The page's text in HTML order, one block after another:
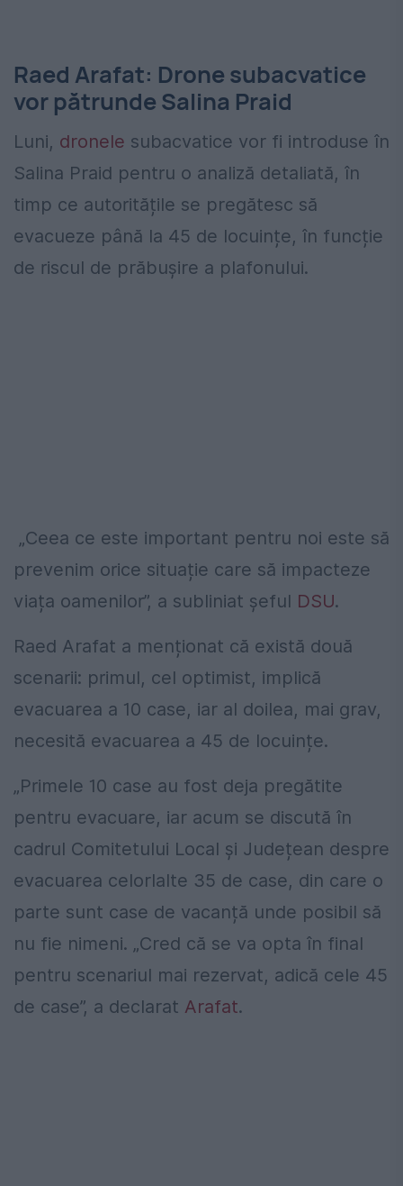
Raed Arafat: Drone subacvatice
vor pătrunde Salina Praid
Luni, dronele subacvatice vor fi introduse în
Salina Praid pentru o analiză detaliată, în
timp ce autoritățile se pregătesc să
evacueze până la 45 de locuințe, în funcție
de riscul de prăbușire a plafonului.
„Ceea ce este important pentru noi este să
prevenim orice situație care să impacteze
viața oamenilor”, a subliniat șeful DSU.
Raed Arafat a menționat că există două
scenarii: primul, cel optimist, implică
evacuarea a 10 case, iar al doilea, mai grav,
necesită evacuarea a 45 de locuințe.
„Primele 10 case au fost deja pregătite
pentru evacuare, iar acum se discută în
cadrul Comitetului Local și Județean despre
evacuarea celorlalte 35 de case, din care o
parte sunt case de vacanță unde posibil să
nu fie nimeni. „Cred că se va opta în final
pentru scenariul mai rezervat, adică cele 45
de case”, a declarat Arafat.